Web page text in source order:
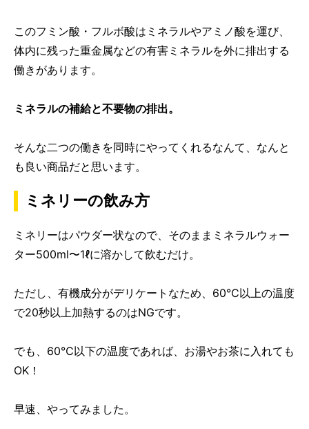
このフミン酸・フルボ酸はミネラルやアミノ酸を運び、
体内に残った重金属などの有害ミネラルを外に排出する
働きがあります。
ミネラルの補給と不要物の排出。
そんな二つの働きを同時にやってくれるなんて、なんと
も良い商品だと思います。
ミネリーの飲み方
ミネリーはパウダー状なので、そのままミネラルウォー
ター500ml〜1ℓに溶かして飲むだけ。
ただし、有機成分がデリケートなため、60℃以上の温度
で20秒以上加熱するのはNGです。
でも、60℃以下の温度であれば、お湯やお茶に入れても
OK！
早速、やってみました。